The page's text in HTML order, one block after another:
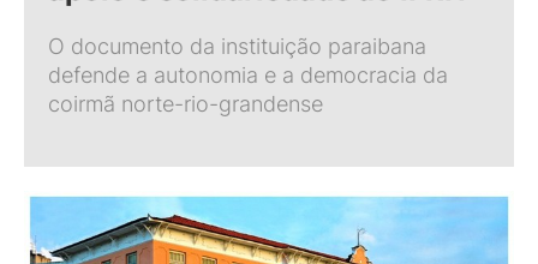
O documento da instituição paraibana
defende a autonomia e a democracia da
coirmã norte-rio-grandense